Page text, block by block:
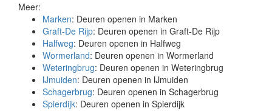
Meer:
Marken: Deuren openen in Marken
Graft-De Rijp: Deuren openen in Graft-De Rijp
Halfweg: Deuren openen in Halfweg
Wormerland: Deuren openen in Wormerland
Weteringbrug: Deuren openen in Weteringbrug
IJmuiden: Deuren openen in IJmuiden
Schagerbrug: Deuren openen in Schagerbrug
Spierdijk: Deuren openen in Spierdijk